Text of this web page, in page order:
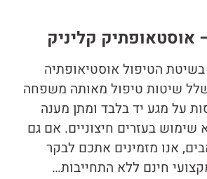
קליניק
הטיפול אוסטיאופתיה
שיטות טיפול מאותה משפחה
על מגע יד בלבד ומתן מענה
שימוש בעזרים חיצוניים. אם גם
אנו מזמינים אתכם לבקר
חינם ללא התחייבות…